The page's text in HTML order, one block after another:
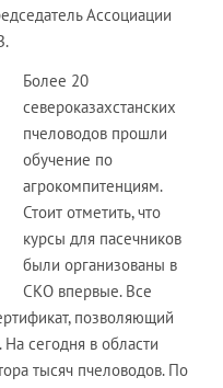
Ассоциации
Более 20
североказахстанских
пчеловодов прошли
обучение по
агрокомпитенциям.
Стоит отметить, что
курсы для пасечников
были организованы в
СКО впервые. Все
позволяющий
На сегодня в области
тысяч пчеловодов. По